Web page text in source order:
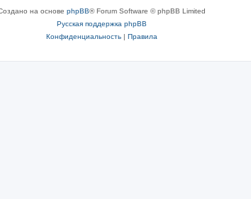
на основе phpBB® Forum Software © phpBB Limited
Русская поддержка phpBB
Конфиденциальность| Правила